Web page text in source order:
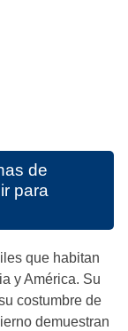
de
para
que habitan
y América. Su
costumbre de
demuestran